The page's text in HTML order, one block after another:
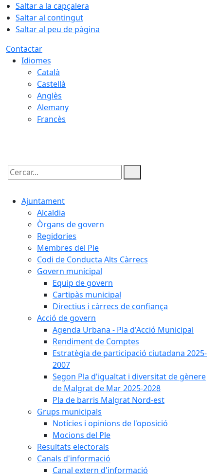
Saltar a la capçalera
Saltar al contingut
Saltar al peu de pàgina
Contactar
Idiomes
Català
Castellà
Anglès
Alemany
Francès
Cercar:
Ajuntament
Alcaldia
Òrgans de govern
Regidories
Membres del Ple
Codi de Conducta Alts Càrrecs
Govern municipal
Equip de govern
Cartipàs municipal
Directius i càrrecs de confiança
Acció de govern
Agenda Urbana - Pla d'Acció Municipal
Rendiment de Comptes
Estratègia de participació ciutadana 2025-
2007
Segon Pla d'igualtat i diversitat de gènere
de Malgrat de Mar 2025-2028
Pla de barris Malgrat Nord-est
Grups municipals
Notícies i opinions de l'oposició
Mocions del Ple
Resultats electorals
Canals d'informació
Canal extern d'informació